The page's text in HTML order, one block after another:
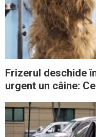
Frizerul deschide
urgent un câine: